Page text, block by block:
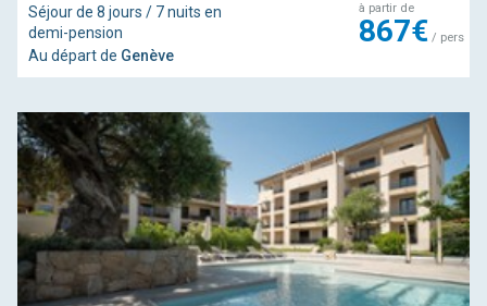
Séjour de 8 jours / 7 nuits en
demi-pension
Au départ de Genève
à partir de
867€/ pers